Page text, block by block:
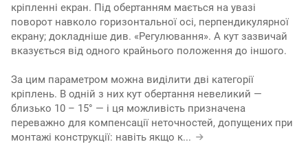
кріпленні екран. Під обертанням мається на увазі
поворот навколо горизонтальної осі, перпендикулярної
екрану; докладніше див. «Регулювання». А кут зазвичай
вказується від одного крайнього положення до іншого.
За цим параметром можна виділити дві категорії
кріплень. В одній з них кут обертання невеликий —
близько 10 – 15° — і ця можливість призначена
переважно для компенсації неточностей, допущених при
монтажі конструкції: навіть якщо к...